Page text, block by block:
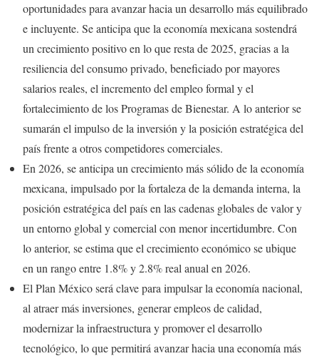
oportunidades para avanzar hacia un desarrollo más equilibrado
e incluyente. Se anticipa que la economía mexicana sostendrá
un crecimiento positivo en lo que resta de 2025, gracias a la
resiliencia del consumo privado, beneficiado por mayores
salarios reales, el incremento del empleo formal y el
fortalecimiento de los Programas de Bienestar. A lo anterior se
sumarán el impulso de la inversión y la posición estratégica del
país frente a otros competidores comerciales.
En 2026, se anticipa un crecimiento más sólido de la economía
mexicana, impulsado por la fortaleza de la demanda interna, la
posición estratégica del país en las cadenas globales de valor y
un entorno global y comercial con menor incertidumbre. Con
lo anterior, se estima que el crecimiento económico se ubique
en un rango entre 1.8% y 2.8% real anual en 2026.
El Plan México será clave para impulsar la economía nacional,
al atraer más inversiones, generar empleos de calidad,
modernizar la infraestructura y promover el desarrollo
tecnológico, lo que permitirá avanzar hacia una economía más